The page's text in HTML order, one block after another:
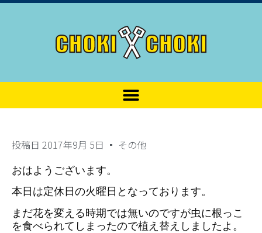
投稿日 2017年9月 5日 その他
おはようございます。
本日は定休日の火曜日となっております。
まだ花を変える時期では無いのですが虫に根っこ
を食べられてしまったので植え替えしましたよ。